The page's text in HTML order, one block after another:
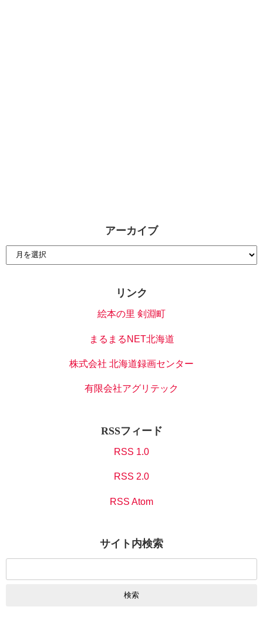
アーカイブ
リンク
絵本の里 剣淵町
まるまるNET北海道
株式会社 北海道録画センター
有限会社アグリテック
RSSフィード
RSS 1.0
RSS 2.0
RSS Atom
サイト内検索